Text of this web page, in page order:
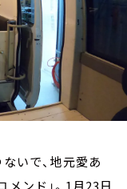
いで、地元愛あ
ンド」。1月23日